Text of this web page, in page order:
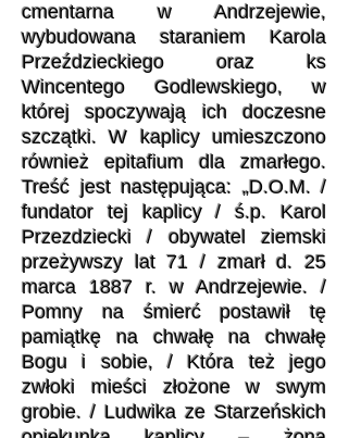
cmentarna w Andrzejewie,
wybudowana staraniem Karola
Przeździeckiego oraz ks
Wincentego Godlewskiego, w
której spoczywają ich doczesne
szczątki. W kaplicy umieszczono
również epitafium dla zmarłego.
Treść jest następująca: „D.O.M. /
fundator tej kaplicy / ś.p. Karol
Przezdziecki / obywatel ziemski
przeżywszy lat 71 / zmarł d. 25
marca 1887 r. w Andrzejewie. /
Pomny na śmierć postawił tę
pamiątkę na chwałę na chwałę
Bogu i sobie, / Która też jego
zwłoki mieści złożone w swym
grobie. / Ludwika ze Starzeńskich